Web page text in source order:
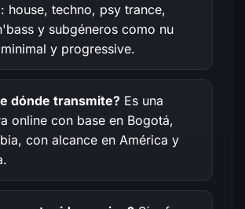
house, techno, psy trance,
y subgéneros como nu
y progressive.
dónde transmite? Es una
online con base en Bogotá,
con alcance en América y